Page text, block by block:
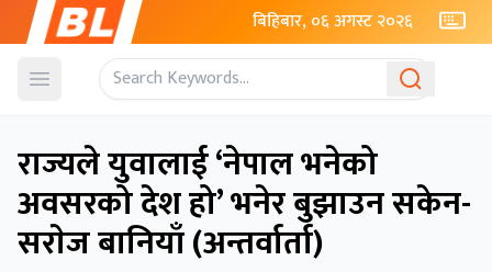
बिहिबार, ०६ अगस्ट २०२६
Open menu
राज्यले युवालाई ‘नेपाल भनेको
अवसरको देश हो’ भनेर बुझाउन सकेन-
सराेज बानियाँ (अन्तर्वार्ता)